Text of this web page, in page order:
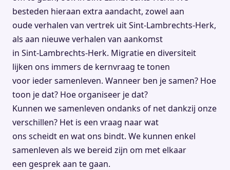
besteden hieraan extra aandacht, zowel aan
oude verhalen van vertrek uit Sint-Lambrechts-Herk,
als aan nieuwe verhalen van aankomst
in Sint-Lambrechts-Herk. Migratie en diversiteit
lijken ons immers de kernvraag te tonen
voor ieder samenleven. Wanneer ben je samen? Hoe
toon je dat? Hoe organiseer je dat?
Kunnen we samenleven ondanks of net dankzij onze
verschillen? Het is een vraag naar wat
ons scheidt en wat ons bindt. We kunnen enkel
samenleven als we bereid zijn om met elkaar
een gesprek aan te gaan.